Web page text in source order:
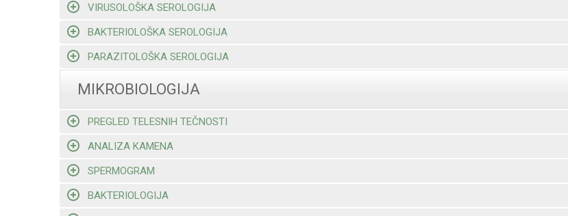
VIRUSOLOŠKA SEROLOGIJA
BAKTERIOLOŠKA SEROLOGIJA
PARAZITOLOŠKA SEROLOGIJA
MIKROBIOLOGIJA
PREGLED TELESNIH TEČNOSTI
ANALIZA KAMENA
SPERMOGRAM
BAKTERIOLOGIJA